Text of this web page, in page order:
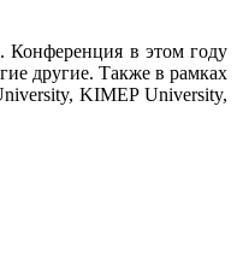
Конференция в этом году
другие. Также в рамках
KIMEP University,